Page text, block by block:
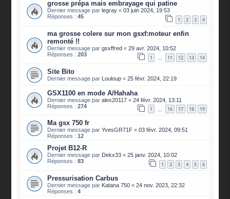
grosse prépa mais embrayage qui patine
Dernier message par legray «03 juin 2024, 19:53
Réponses :45 1 2 3 4
ma grosse colere sur mon gsxf:moteur enfin
remonté !!
Dernier message pargsxffred «29 avr. 2024, 10:52
Réponses :203 1 11 12 13 14
Site Bito
Dernier message par Louloup «25 févr. 2024, 22:19
GSX1100 en mode A/Hahaha
Dernier message paralex20117 «24 févr. 2024, 13:11
Réponses :274 1 16 17 18 19
Ma gsx 750 fr
Dernier message parYvesGR71F «03 févr. 2024, 09:51
Réponses :12
Projet B12-R
Dernier message par Dekx33 «25 janv. 2024, 10:02
Réponses :83 1 2 3 4 5 6
Pressurisation Carbus
Dernier message par Katana 750 «24 nov. 2023, 22:32
Réponses :4